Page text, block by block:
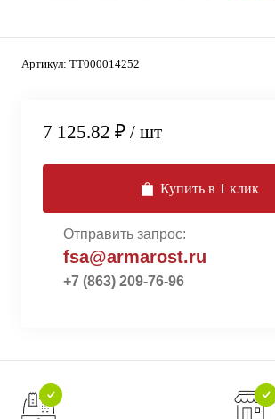
Артикул: ТТ000014252
7 125.82 ₽ / шт
Купить в 1 клик
Отправить запрос:
fsa@armarost.ru
+7 (863) 209-76-96